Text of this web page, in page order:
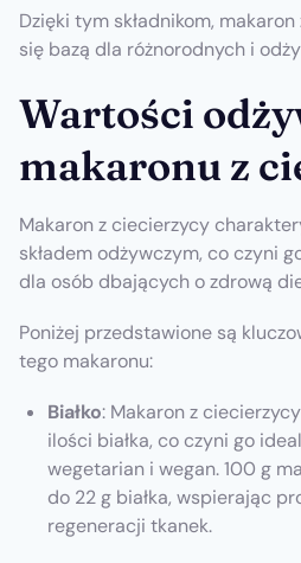
Dzięki tym składnikom,
się bazą dla różnorodnych i
Wartości
makaronu z
Makaron z ciecierzycy
składem odżywczym, co czyni
dla osób dbających o zdrową
Poniżej przedstawione są
tego makaronu:
Białko: Makaron z
ilości białka, co czyni go
wegetarian i wegan. 100 g
do 22 g białka, wspierając
regeneracji tkanek.